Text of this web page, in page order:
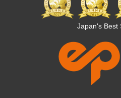
Japan's Best